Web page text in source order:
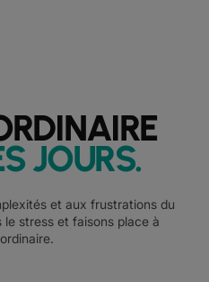
JOURS.
et aux frustrations du
le stress et faisons place à